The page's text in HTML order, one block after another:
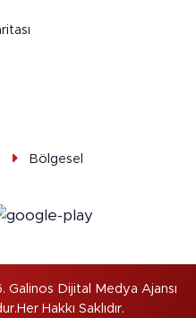
Bölgesel
Dijital Medya Ajansı
Hakkı Saklıdır.